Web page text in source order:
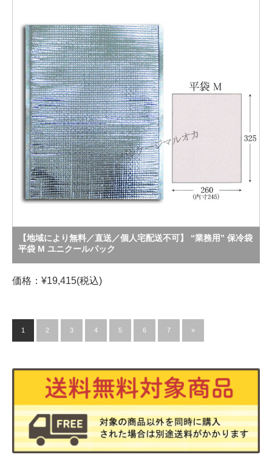
【地域により無料／直送／個人宅配送不可】 “業務用” 保冷袋
平袋 M ユニクールパック
価格：¥19,415(税込)
1 2 3 4 5 6 7 »